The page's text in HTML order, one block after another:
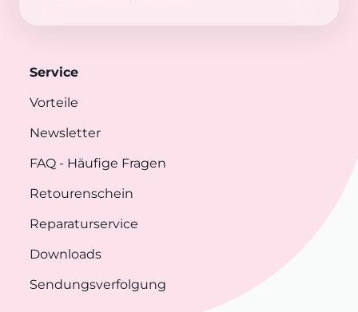
Service
Vorteile
Newsletter
FAQ - Häufige Fragen
Retourenschein
Reparaturservice
Downloads
Sendungsverfolgung